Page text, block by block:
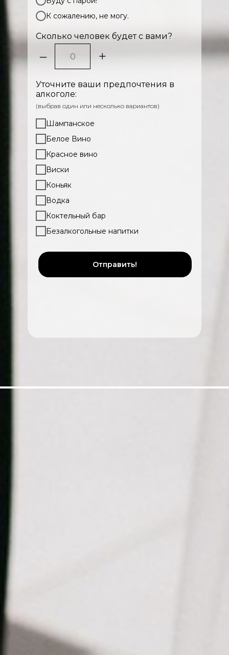
К сожалению, не могу.
Сколько человек будет с вами?
– +
Уточните ваши предпочтения в
алкоголе:
(выбрав один или несколько вариантов)
Шампанское
Белое Вино
Красное вино
Виски
Коньяк
Водка
Коктельный бар
Безалкогольные напитки
Отправить!